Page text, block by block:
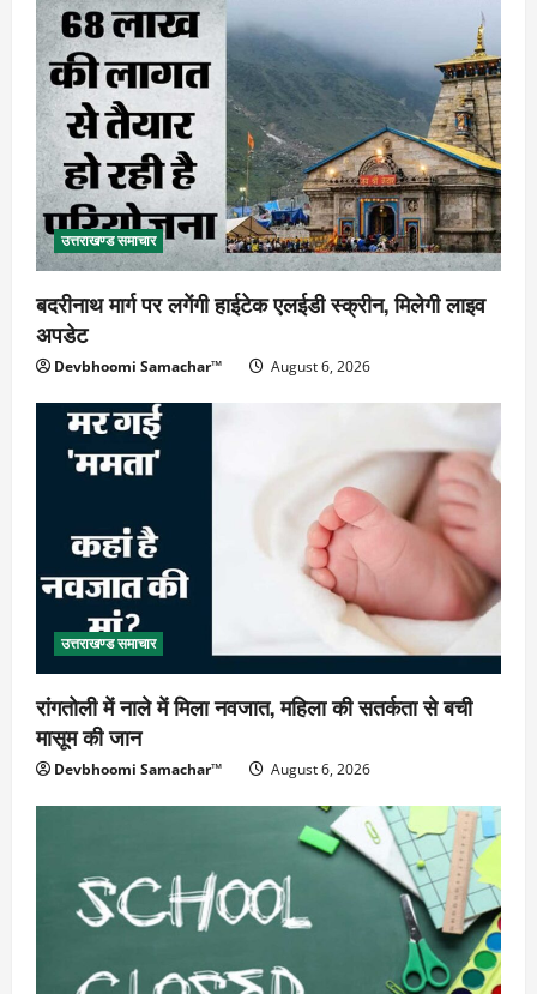
उत्तराखण्ड समाचार
बदरीनाथ मार्ग पर लगेंगी हाईटेक एलईडी स्क्रीन, मिलेगी लाइव
अपडेट
Devbhoomi Samachar™ August 6, 2026
उत्तराखण्ड समाचार
रांगतोली में नाले में मिला नवजात, महिला की सतर्कता से बची
मासूम की जान
Devbhoomi Samachar™ August 6, 2026